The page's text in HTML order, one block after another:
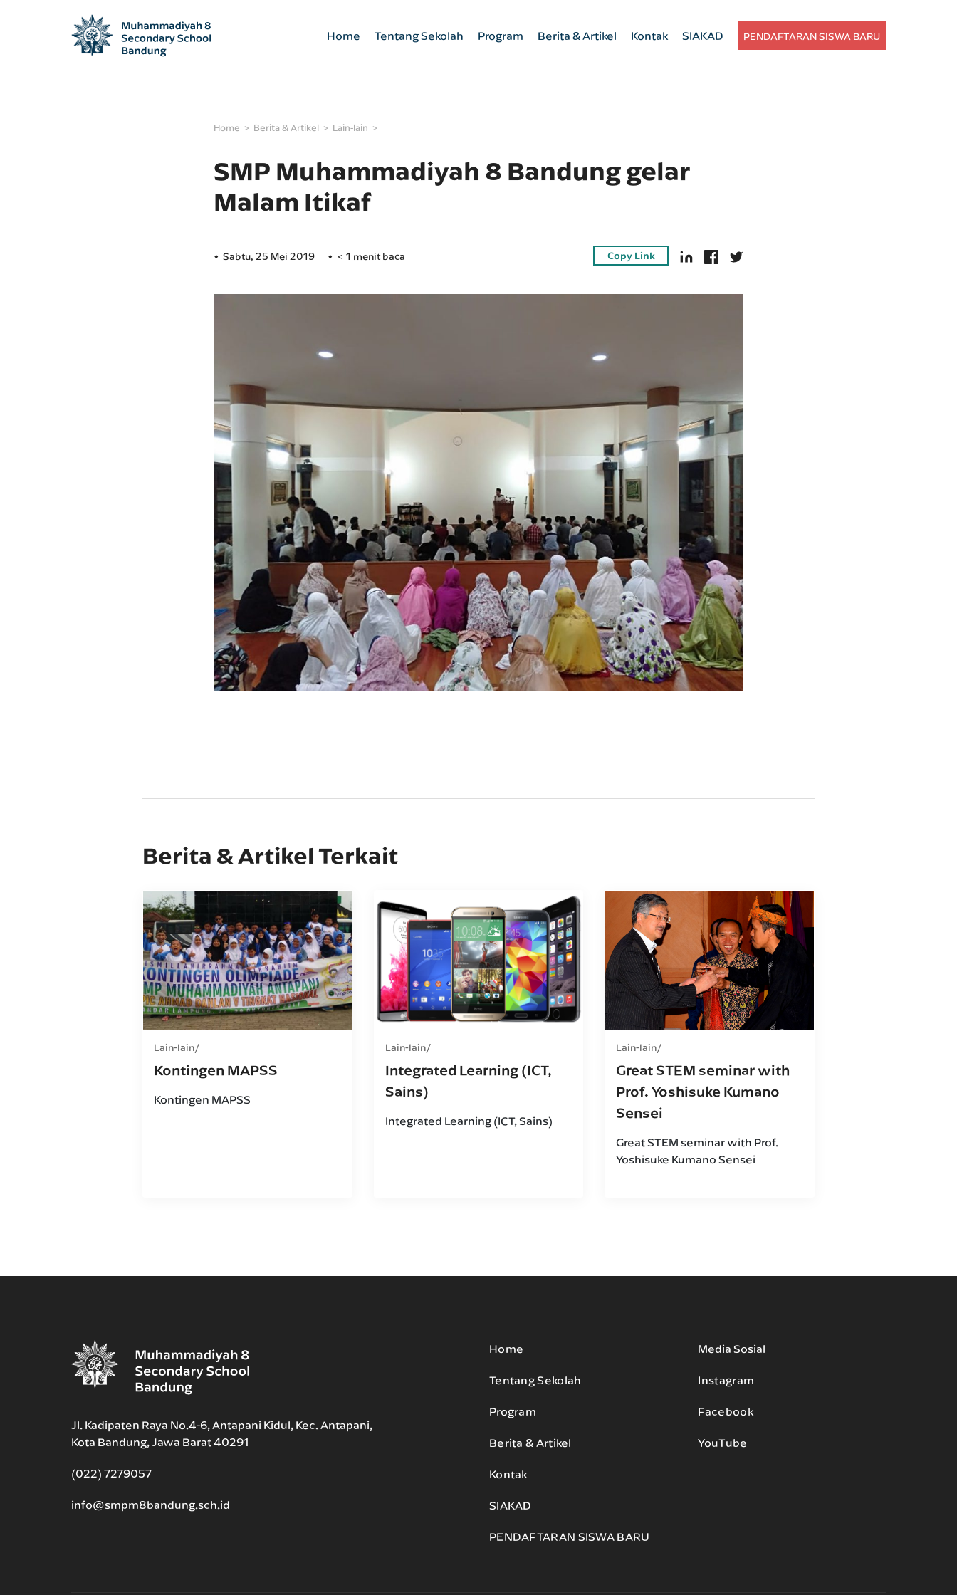
Home Tentang Sekolah Program Berita & Artikel Kontak SIAKAD PENDAFTARAN SISWA BARU
Home Berita & Artikel Lain-lain
SMP Muhammadiyah 8 Bandung gelar
Malam Itikaf
Sabtu, 25 Mei 2019 < 1 menit baca Copy Link
Berita & Artikel Terkait
Lain-lain
Kontingen MAPSS
Kontingen MAPSS
Lain-lain
Integrated Learning (ICT,
Sains)
Integrated Learning (ICT, Sains)
Lain-lain
Great STEM seminar with
Prof. Yoshisuke Kumano
Sensei
Great STEM seminar with Prof.
Yoshisuke Kumano Sensei
Jl. Kadipaten Raya No.4-6, Antapani Kidul, Kec. Antapani,
Kota Bandung, Jawa Barat 40291
(022) 7279057
info@smpm8bandung.sch.id
Home
Tentang Sekolah
Program
Berita & Artikel
Kontak
SIAKAD
PENDAFTARAN SISWA BARU
Media Sosial
Instagram
Facebook
YouTube